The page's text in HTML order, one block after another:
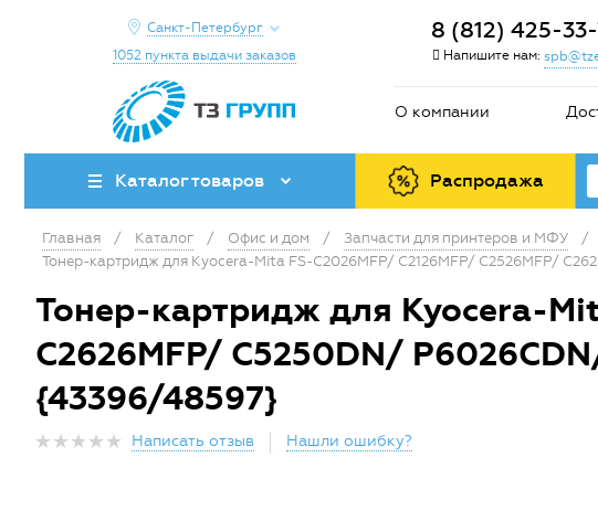
Санкт-Петербург
1052 пункта выдачи заказов
8 (812) 425-
Напишите нам:
О компании
Каталог товаров Распродажа
Главная / Каталог / Офис и дом / Запчасти для принтеров и МФУ /
Тонер-картридж для Kyocera-Mita FS-C2026MFP/ C2126MFP/ C2526MFP/
Тонер-картридж для Kyocera-
C2626MFP/ C5250DN/
{43396/48597}
Написать отзыв Нашли ошибку?